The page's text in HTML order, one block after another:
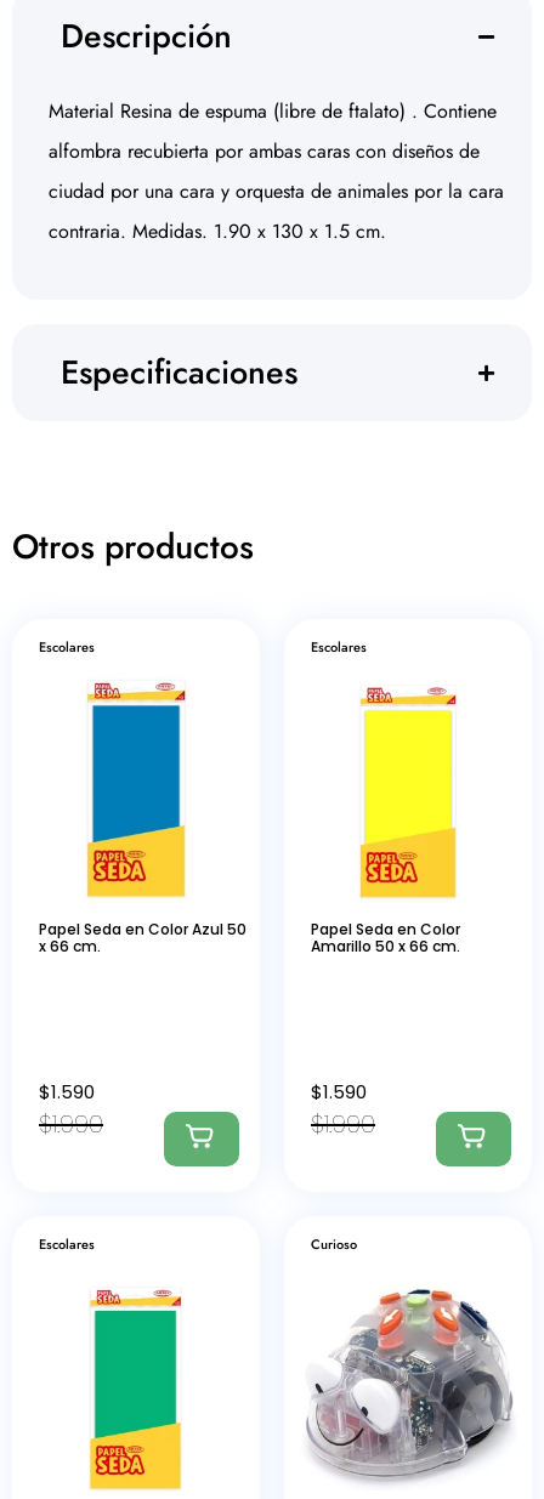
Descripción
Material Resina de espuma (libre de ftalato) . Contiene
alfombra recubierta por ambas caras con diseños de
ciudad por una cara y orquesta de animales por la cara
contraria. Medidas. 1.90 x 130 x 1.5 cm.
Especificaciones
Otros productos
Escolares
Papel Seda en Color Azul 50
x 66 cm.
$1.990
$1.590
Escolares
Papel Seda en Color
Amarillo 50 x 66 cm.
$1.990
$1.590
Escolares Curioso